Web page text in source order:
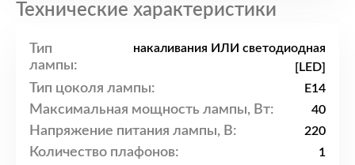
Технические характеристики
Тип
лампы:
накаливания ИЛИ светодиодная
[LED]
Тип цоколя лампы: E14
Максимальная мощность лампы, Вт: 40
Напряжение питания лампы, В: 220
Количество плафонов: 1